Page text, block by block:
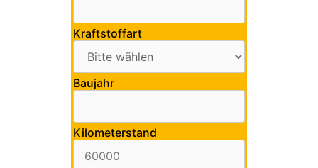
Kraftstoffart
Baujahr
Kilometerstand